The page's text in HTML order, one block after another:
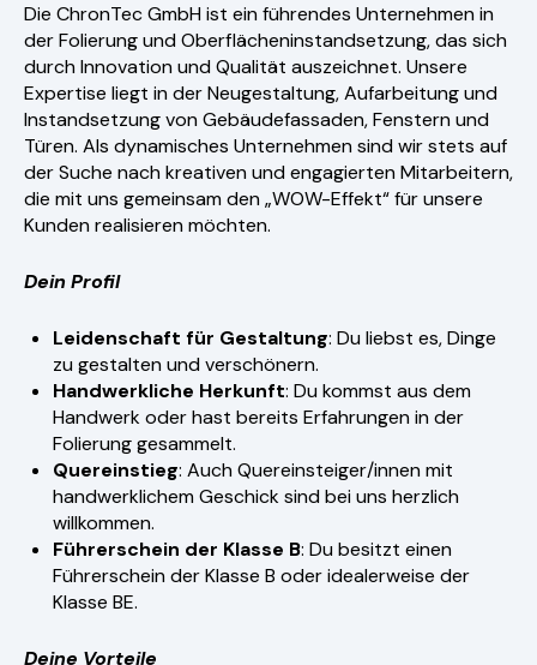
Die ChronTec GmbH ist ein führendes Unternehmen in
der Folierung und Oberflächeninstandsetzung, das sich
durch Innovation und Qualität auszeichnet. Unsere
Expertise liegt in der Neugestaltung, Aufarbeitung und
Instandsetzung von Gebäudefassaden, Fenstern und
Türen. Als dynamisches Unternehmen sind wir stets auf
der Suche nach kreativen und engagierten Mitarbeitern,
die mit uns gemeinsam den „WOW-Effekt“ für unsere
Kunden realisieren möchten.
Dein Profil
Leidenschaft für Gestaltung: Du liebst es, Dinge
zu gestalten und verschönern.
Handwerkliche Herkunft: Du kommst aus dem
Handwerk oder hast bereits Erfahrungen in der
Folierung gesammelt.
Quereinstieg: Auch Quereinsteiger/innen mit
handwerklichem Geschick sind bei uns herzlich
willkommen.
Führerschein der Klasse B: Du besitzt einen
Führerschein der Klasse B oder idealerweise der
Klasse BE.
Deine Vorteile